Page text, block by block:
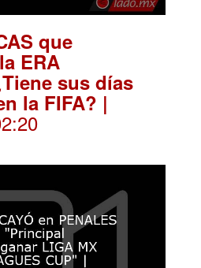
que
ERA
sus días
la FIFA? |